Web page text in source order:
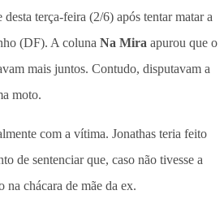
terça-feira (2/6) após tentar matar a
(DF). A coluna Na Mira apurou que o
mais juntos. Contudo, disputavam a
moto.
com a vítima. Jonathas teria feito
de sentenciar que, caso não tivesse a
chácara de mãe da ex.